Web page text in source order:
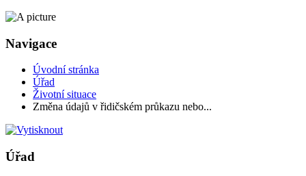
Navigace
Úvodní stránka
Úřad
Životní situace
Změna údajů v řidičském průkazu nebo...
Úřad